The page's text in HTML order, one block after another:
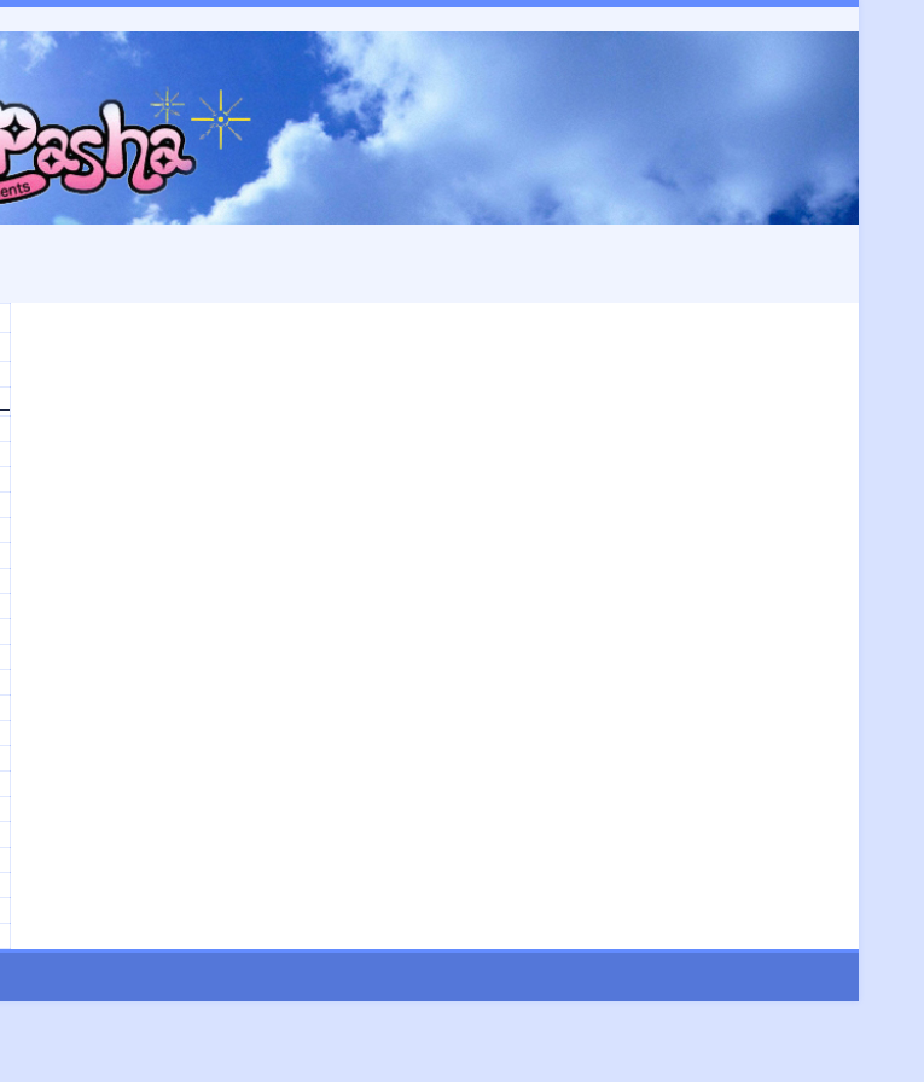
コ
ン
テ
ツ
へ
ス
キ
プ
Skip
to
SEARCH-
Skip
to
CALENDAR-
Skip
to
RECENT-
POSTS-
2
Skip
to
TEXT-
Skip
to
TEXT-